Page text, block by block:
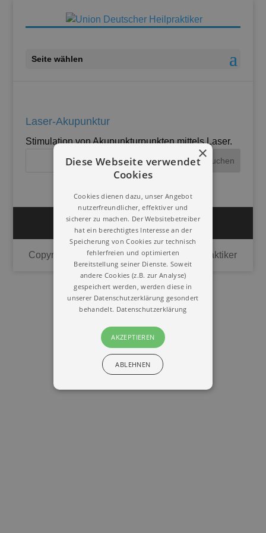
Seite wählen
Laser-Akupunktur
Stimulation von Akupunkturpunkten mittels Laser.
Impressum Datenschutz
Copyright © 2020 | Union Deutscher Heilpraktiker
Diese Webseite verwendet
Cookies
Cookies dienen dazu, unser Angebot
nutzerfreundlicher, effektiver und
sicherer zu machen. Der Websitebetreiber
hat ein berechtigtes Interesse an der
Speicherung von Cookies zur technisch
fehlerfreien und optimierten
Bereitstellung seiner Dienste. Soweit
andere Cookies (z.B. zur Analyse)
gespeichert werden, werden diese in
unserer Datenschutzerklärung gesondert
behandelt. Datenschutzerklärung
AKZEPTIEREN
ABLEHNEN
×